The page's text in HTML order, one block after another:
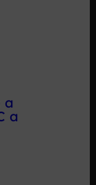
a
a